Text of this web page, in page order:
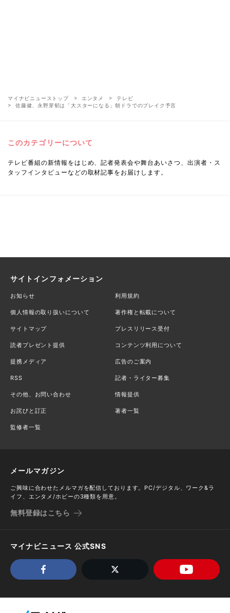
マイナビニューストップ エンタメ
テレビ
佐藤健、永野芽郁は「大スターになる」朝ドラでのブレイク予言
このカテゴリーについて
テレビ番組の新情報をはじめ、記者発表会や舞台あいさつ、出演者・ス
タッフインタビューなどの取材記事をお届けします。
サイトインフォメーション
お知らせ 利用規約
個人情報の取り扱いについて 著作権と転載について
サイトマップ プレスリリース受付
読者プレゼント提供 コンテンツ利用について
提携メディア 広告のご案内
RSS 記者・ライター募集
その他、お問い合わせ 情報提供
お詫びと訂正 著者一覧
監修者一覧
メールマガジン
ご興味に合わせたメルマガを配信しております。PC/デジタル、ワーク&ラ
イフ、エンタメ/ホビーの3種類を用意。
無料登録はこちら
マイナビニュース 公式SNS